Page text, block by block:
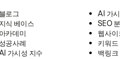
블로그
지식 베이스
아카데미
성공사례
가시성 지수
AI 가
SEO
웹사이
키워드
백링크